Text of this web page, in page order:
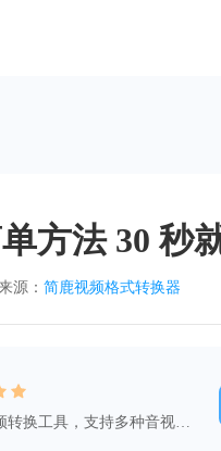
方法 30 秒
源： 简鹿视频格式转换器
转换工具，支持多种音视频